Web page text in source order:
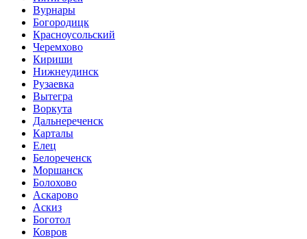
Вурнары
Богородицк
Красноусольский
Черемхово
Кириши
Нижнеудинск
Рузаевка
Вытегра
Воркута
Дальнереченск
Карталы
Елец
Белореченск
Моршанск
Болохово
Аскарово
Аскиз
Боготол
Ковров